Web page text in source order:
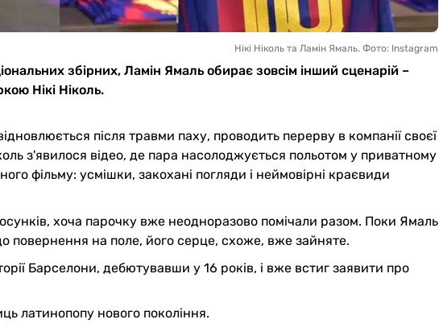
Нікі Ніколь та Ламін Ямаль. Фото: Instagram
збірних, Ламін Ямаль обирає зовсім інший сценарій –
Нікі Ніколь.
після травми паху, проводить перерву в компанії своєї
з'явилося відео, де пара насолоджується польотом у приватному
фільму: усмішки, закохані погляди і неймовірні краєвиди
хоча парочку вже неодноразово помічали разом. Поки Ямаль
повернення на поле, його серце, схоже, вже зайняте.
Барселони, дебютувавши у 16 років, і вже встиг заявити про
латинопопу нового покоління.